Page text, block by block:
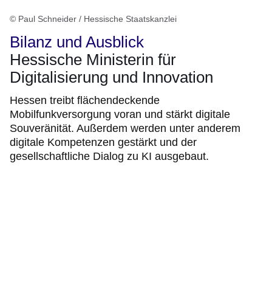
© Paul Schneider / Hessische Staatskanzlei
Bilanz und Ausblick
Hessische Ministerin für
Digitalisierung und Innovation
Hessen treibt flächendeckende
Mobilfunkversorgung voran und stärkt digitale
Souveränität. Außerdem werden unter anderem
digitale Kompetenzen gestärkt und der
gesellschaftliche Dialog zu KI ausgebaut.